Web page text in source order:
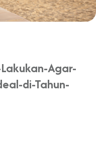
Agar-
di-Tahun-